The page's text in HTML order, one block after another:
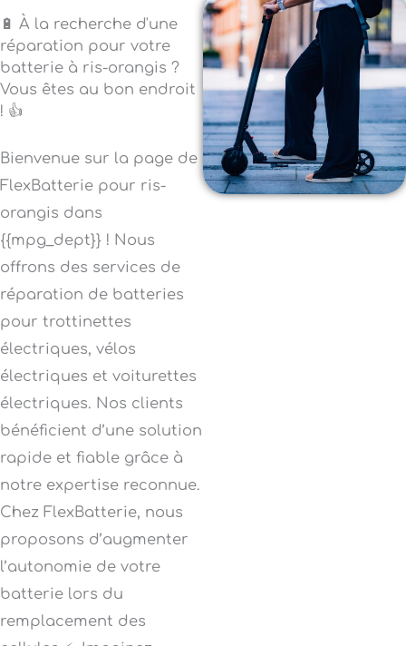
🔋 À la recherche d'une
réparation pour votre
batterie à ris-orangis ?
Vous êtes au bon endroit
! 👍
Bienvenue sur la page de
FlexBatterie pour ris-
orangis dans
{{mpg_dept}} ! Nous
offrons des services de
réparation de batteries
pour trottinettes
électriques, vélos
électriques et voiturettes
électriques. Nos clients
bénéficient d’une solution
rapide et fiable grâce à
notre expertise reconnue.
Chez FlexBatterie, nous
proposons d’augmenter
l’autonomie de votre
batterie lors du
remplacement des